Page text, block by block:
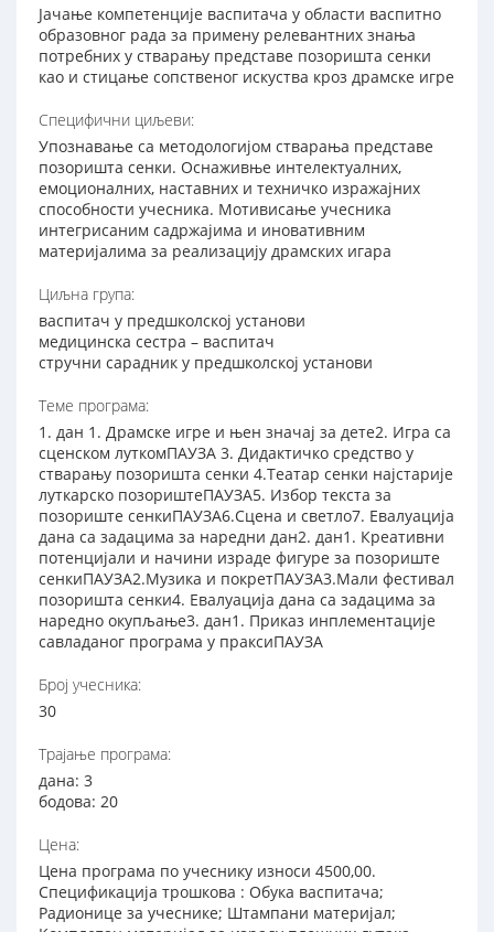
Jачање компетенције васпитача у области васпитно
образовног рада за примену релевантних знања
потребних у стварању представе позоришта сенки
као и стицање сопственог искуства кроз драмске игре
Специфични циљеви:
Упознавање са методологијом стварања представе
позоришта сенки. Оснаживње интелектуалних,
емоционалних, наставних и техничко изражајних
способности учесника. Мотивисање учесника
интегрисаним садржајима и иновативним
материјалима за реализацију драмских игара
Циљна група:
васпитач у предшколској установи
медицинска сестра – васпитач
стручни сарадник у предшколској установи
Теме програма:
1. дан 1. Драмске игре и њен значај за дете2. Игра са
сценском луткомПАУЗА 3. Дидактичко средство у
стварању позоришта сенки 4.Театар сенки најстарије
луткарско позориштеПАУЗА5. Избор текста за
позориште сенкиПАУЗА6.Сцена и светло7. Евалуација
дана са задацима за наредни дан2. дан1. Креативни
потенцијали и начини израде фигуре за позориште
сенкиПАУЗА2.Музика и покретПАУЗА3.Мали фестивал
позоришта сенки4. Евалуација дана са задацима за
наредно окупљање3. дан1. Приказ инплементације
савладаног програма у праксиПАУЗА
Број учесника:
30
Трајање програма:
дана: 3
бодова: 20
Цена:
Цена програма по учеснику износи 4500,00.
Спецификација трошкова : Обука васпитача;
Радионице за учеснике; Штампани материјал;